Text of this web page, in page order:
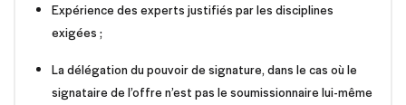
Expérience des experts justifiés par les disciplines
exigées ;
La délégation du pouvoir de signature, dans le cas où le
signataire de l’offre n’est pas le soumissionnaire lui-même